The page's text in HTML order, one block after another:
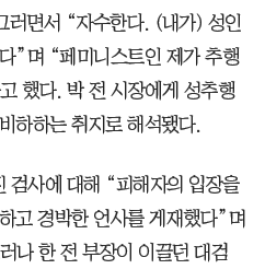
러면서 “자수한다. (내가) 성인
”며 “페미니스트인 제가 추행
했다. 박 전 시장에게 성추행
하하는 취지로 해석됐다.
검사에 대해 “피해자의 입장을
고 경박한 언사를 게재했다”며
나 한 전 부장이 이끌던 대검